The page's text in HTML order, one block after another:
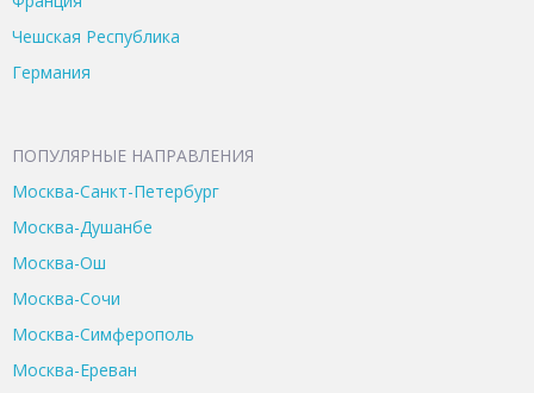
Чешская Республика
Германия
ПОПУЛЯРНЫЕ НАПРАВЛЕНИЯ
Москва-Санкт-Петербург
Москва-Душанбе
Москва-Ош
Москва-Сочи
Москва-Симферополь
Москва-Ереван